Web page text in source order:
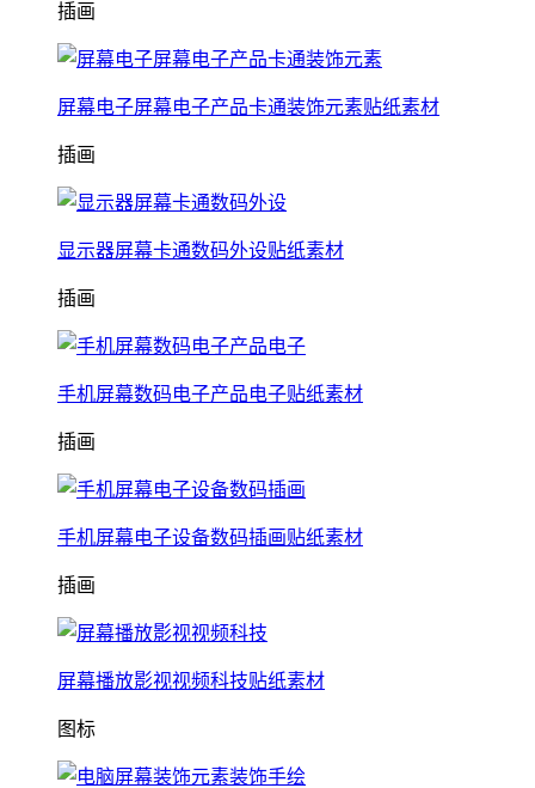
插画
屏幕电子屏幕电子产品卡通装饰元素贴纸素材
插画
显示器屏幕卡通数码外设贴纸素材
插画
手机屏幕数码电子产品电子贴纸素材
插画
手机屏幕电子设备数码插画贴纸素材
插画
屏幕播放影视视频科技贴纸素材
图标